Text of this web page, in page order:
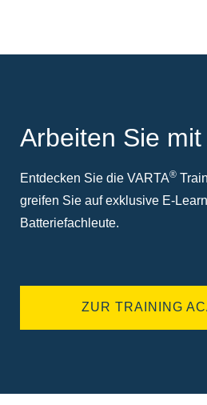
Arbeiten Sie
Entdecken Sie die VARTA®
greifen Sie auf exklusive E-
Batteriefachleute.
ZUR TRAINING